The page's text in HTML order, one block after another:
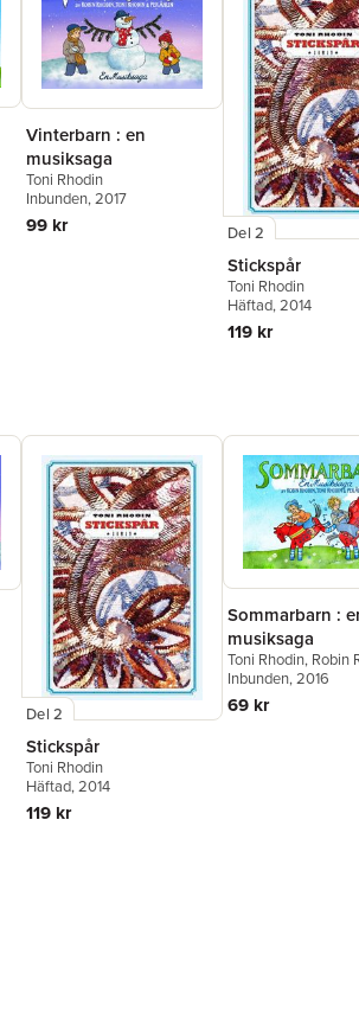
Vinterbarn : en
musiksaga
Toni Rhodin
Inbunden, 2017
99 kr Del 2
Stickspår
Toni Rhodin
Häftad, 2014
119 kr
Del 2
Stickspår
Toni Rhodin
Häftad, 2014
119 kr
Sommarbarn :
musiksaga
Toni Rhodin, Robin
Inbunden, 2016
69 kr